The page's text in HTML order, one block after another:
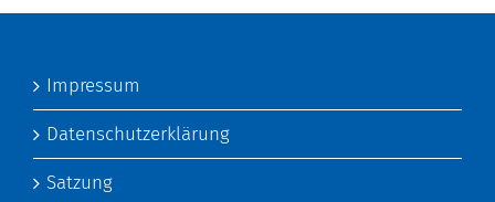
Impressum
Datenschutzerklärung
Satzung